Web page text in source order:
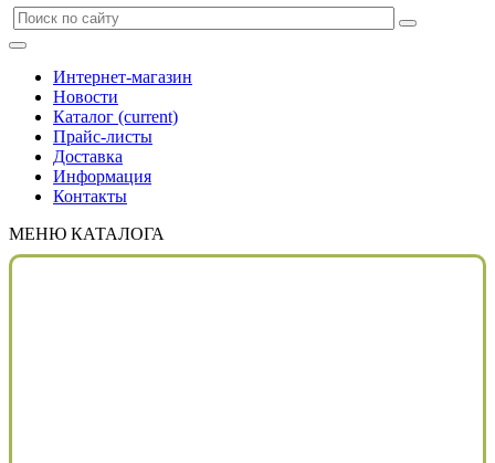
Интернет-магазин
Новости
Каталог (current)
Прайс-листы
Доставка
Информация
Контакты
МЕНЮ КАТАЛОГА